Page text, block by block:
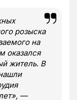
розыска
на
оказался
житель. В
—